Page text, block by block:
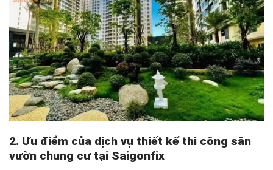
2. Ưu điểm của dịch vụ thiết kế thi công sân
vườn chung cư tại Saigonfix